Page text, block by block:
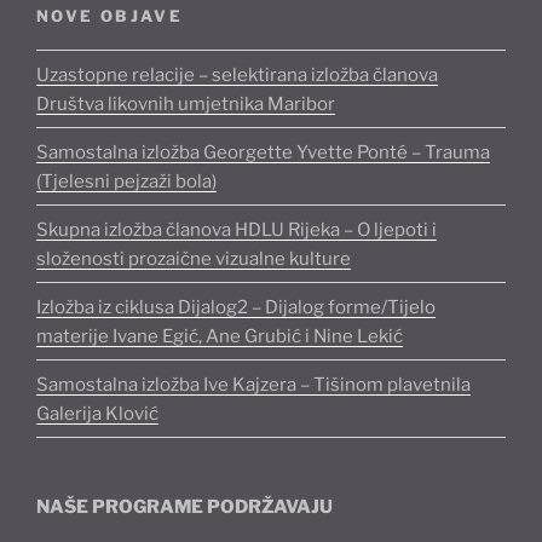
NOVE OBJAVE
Uzastopne relacije – selektirana izložba članova
Društva likovnih umjetnika Maribor
Samostalna izložba Georgette Yvette Ponté – Trauma
(Tjelesni pejzaži bola)
Skupna izložba članova HDLU Rijeka – O ljepoti i
složenosti prozaične vizualne kulture
Izložba iz ciklusa Dijalog2 – Dijalog forme/Tijelo
materije Ivane Egić, Ane Grubić i Nine Lekić
Samostalna izložba Ive Kajzera – Tišinom plavetnila
Galerija Klović
NAŠE PROGRAME PODRŽAVAJU